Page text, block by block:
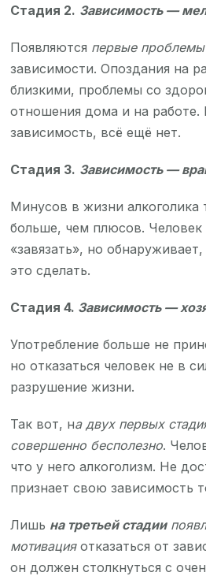
Стадия 2. Зависимость —
Появляются первые проблемы
зависимости. Опоздания на
близкими, проблемы со
отношения дома и на работе.
зависимость, всё ещё нет.
Стадия 3. Зависимость —
Минусов в жизни алкоголика
больше, чем плюсов. Человек
«завязать», но
это сделать.
Стадия 4. Зависимость —
Употребление больше не
но отказаться человек не в
разрушение жизни.
Так вот, на двух первых
совершенно бесполезно.
что у него алкоголизм. Не
признает свою зависимость
Лишь на третьей стадии
мотивацияотказаться от
он должен столкнуться с